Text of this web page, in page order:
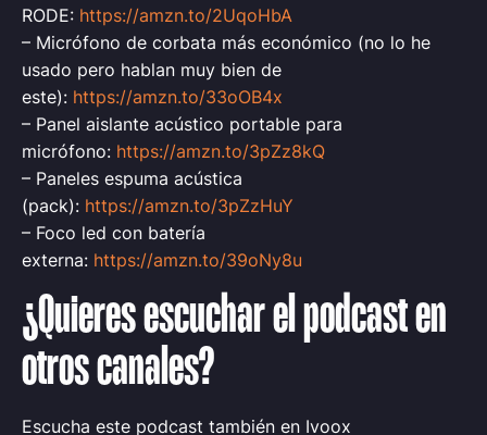
RODE: https://amzn.to/2UqoHbA
– Micrófono de corbata más económico (no lo he
usado pero hablan muy bien de
este): https://amzn.to/33oOB4x
– Panel aislante acústico portable para
micrófono: https://amzn.to/3pZz8kQ
– Paneles espuma acústica
(pack): https://amzn.to/3pZzHuY
– Foco led con batería
externa: https://amzn.to/39oNy8u
¿Quieres escuchar el podcast en
otros canales?
Escucha este podcast también en Ivoox